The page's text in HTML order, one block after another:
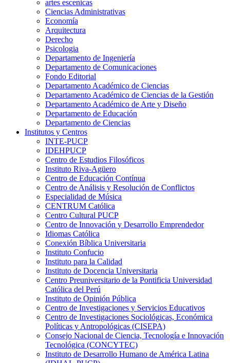
artes escenicas
Ciencias Administrativas
Economía
Arquitectura
Derecho
Psicologia
Departamento de Ingeniería
Departamento de Comunicaciones
Fondo Editorial
Departamento Académico de Ciencias
Departamento Académico de Ciencias de la Gestión
Departamento Académico de Arte y Diseño
Departamento de Educación
Departamento de Ciencias
Institutos y Centros
INTE-PUCP
IDEHPUCP
Centro de Estudios Filosóficos
Instituto Riva-Agüero
Centro de Educación Contínua
Centro de Análisis y Resolución de Conflictos
Especialidad de Música
CENTRUM Católica
Centro Cultural PUCP
Centro de Innovación y Desarrollo Emprendedor
Idiomas Católica
Conexión Bíblica Universitaria
Instituto Confucio
Instituto para la Calidad
Instituto de Docencia Universitaria
Centro Preuniversitario de la Pontificia Universidad
Católica del Perú
Instituto de Opinión Pública
Centro de Investigaciones y Servicios Educativos
Centro de Investigaciones Sociológicas, Económica
Políticas y Antropológicas (CISEPA)
Consejo Nacional de Ciencia, Tecnología e Innovación
Tecnológica (CONCYTEC)
Instituto de Desarrollo Humano de América Latina